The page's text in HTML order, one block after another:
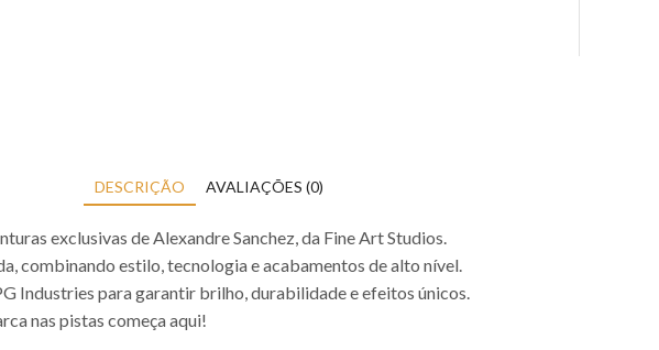
DESCRIÇÃO AVALIAÇÕES (0)
exclusivas de Alexandre Sanchez, da Fine Art Studios.
combinando estilo, tecnologia e acabamentos de alto nível.
Industries para garantir brilho, durabilidade e efeitos únicos.
nas pistas começa aqui!